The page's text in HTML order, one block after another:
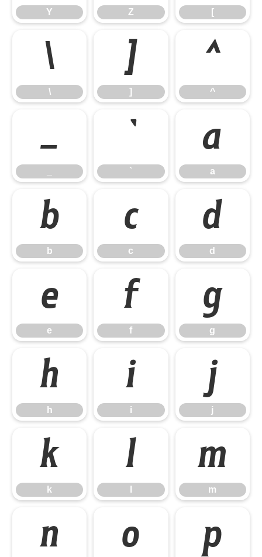
Y Z [
\
\
]
]
^
^
_ `
`
a
a
b
b
c
c
d
d
e
e
f
f
g
g
h
h
i
i
j
j
k
k
l m
m
n o p